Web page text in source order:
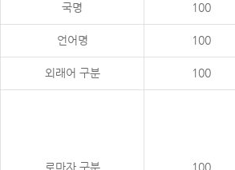
국명 100
언어명 100
외래어 구분 100
로마자 구분 100